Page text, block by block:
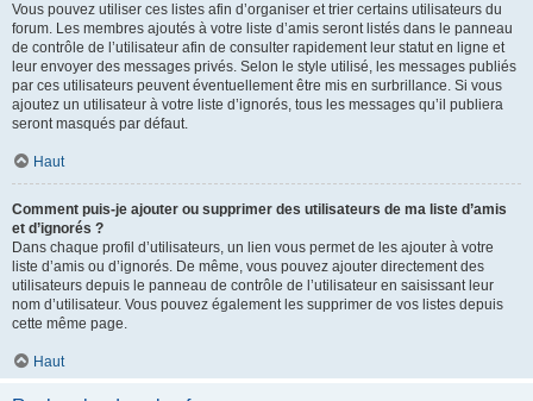
Vous pouvez utiliser ces listes afin d’organiser et trier certains utilisateurs du
forum. Les membres ajoutés à votre liste d’amis seront listés dans le panneau
de contrôle de l’utilisateur afin de consulter rapidement leur statut en ligne et
leur envoyer des messages privés. Selon le style utilisé, les messages publiés
par ces utilisateurs peuvent éventuellement être mis en surbrillance. Si vous
ajoutez un utilisateur à votre liste d’ignorés, tous les messages qu’il publiera
seront masqués par défaut.
Haut
Comment puis-je ajouter ou supprimer des utilisateurs de ma liste d’amis
et d’ignorés ?
Dans chaque profil d’utilisateurs, un lien vous permet de les ajouter à votre
liste d’amis ou d’ignorés. De même, vous pouvez ajouter directement des
utilisateurs depuis le panneau de contrôle de l’utilisateur en saisissant leur
nom d’utilisateur. Vous pouvez également les supprimer de vos listes depuis
cette même page.
Haut